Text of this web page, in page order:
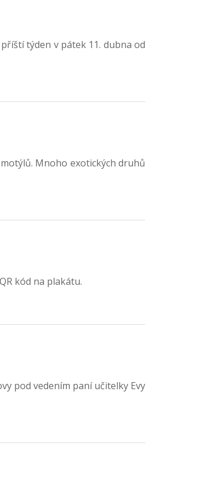
týden v pátek 11. dubna od
Mnoho exotických druhů
kód na plakátu.
pod vedením paní učitelky Evy